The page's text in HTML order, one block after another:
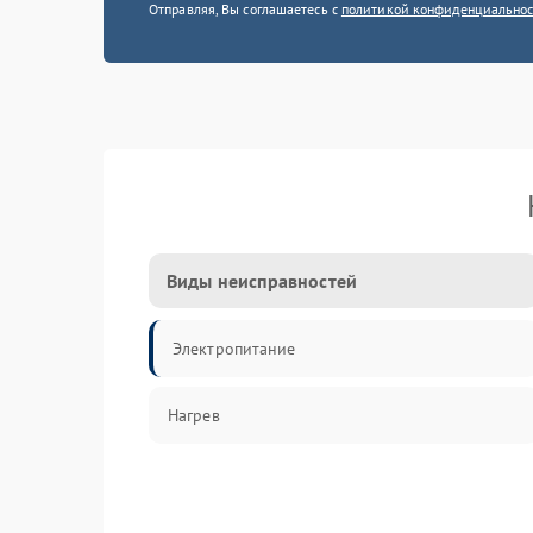
Отправляя, Вы соглашаетесь с политикой
Виды неисправностей
Электропитание
Нагрев